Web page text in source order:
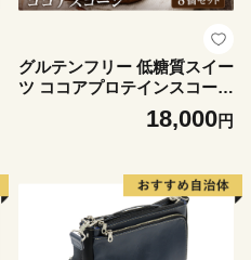
グルテンフリー 低糖質スイー
ツ ココアプロテインスコーン
8個 / スイーツ マフィン 低糖
質 ダイエット 朝食 お菓子 焼
肪酸・人工甘味料・不使用）
【LowCarbHouse 】
18,000円